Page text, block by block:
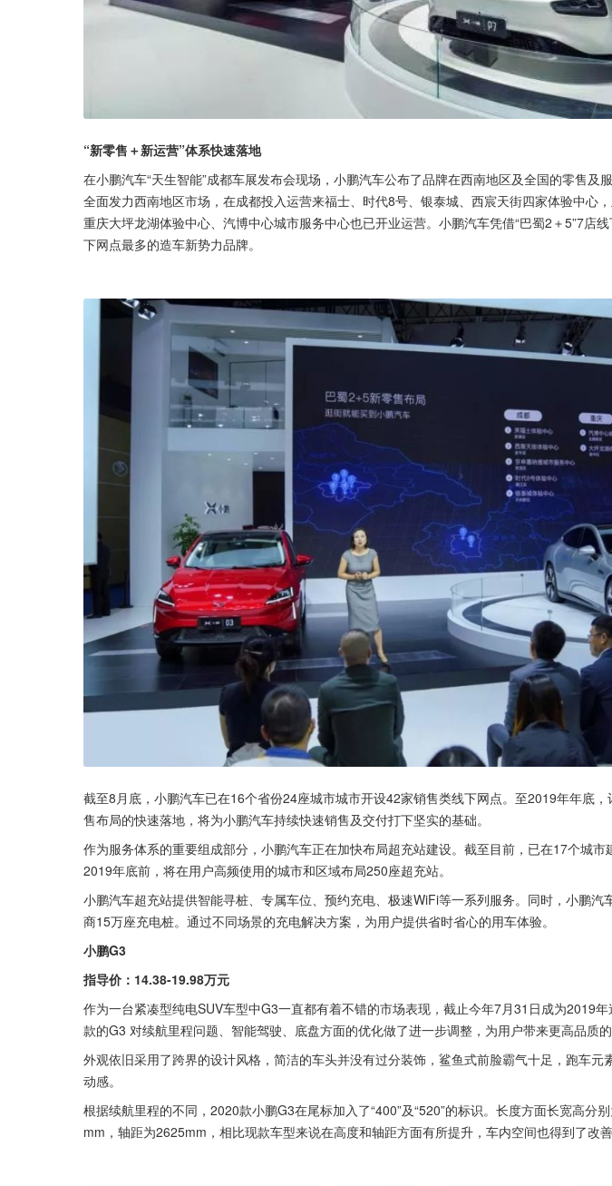
“新零售＋新运营”体系快速落地
在小鹏汽车“天生智能”成都车展发布会现场，小鹏汽车公布了品牌在西南地区及全国的零售及
全面发力西南地区市场，在成都投入运营来福士、时代8号、银泰城、西宸天街四家体验中心
重庆大坪龙湖体验中心、汽博中心城市服务中心也已开业运营。小鹏汽车凭借“巴蜀2＋5”7店
下网点最多的造车新势力品牌。
截至8月底，小鹏汽车已在16个省份24座城市城市开设42家销售类线下网点。至2019年年底
售布局的快速落地，将为小鹏汽车持续快速销售及交付打下坚实的基础。
作为服务体系的重要组成部分，小鹏汽车正在加快布局超充站建设。截至目前，已在17个城市
2019年底前，将在用户高频使用的城市和区域布局250座超充站。
小鹏汽车超充站提供智能寻桩、专属车位、预约充电、极速WiFi等一系列服务。同时，小鹏汽
商15万座充电桩。通过不同场景的充电解决方案，为用户提供省时省心的用车体验。
小鹏G3
指导价：14.38-19.98万元
作为一台紧凑型纯电SUV车型中G3一直都有着不错的市场表现，截止今年7月31日成为2019
款的G3 对续航里程问题、智能驾驶、底盘方面的优化做了进一步调整，为用户带来更高品质的
外观依旧采用了跨界的设计风格，简洁的车头并没有过分装饰，鲨鱼式前脸霸气十足，跑车元
动感。
根据续航里程的不同，2020款小鹏G3在尾标加入了“400”及“520”的标识。长度方面长宽高分
mm，轴距为2625mm，相比现款车型来说在高度和轴距方面有所提升，车内空间也得到了改善